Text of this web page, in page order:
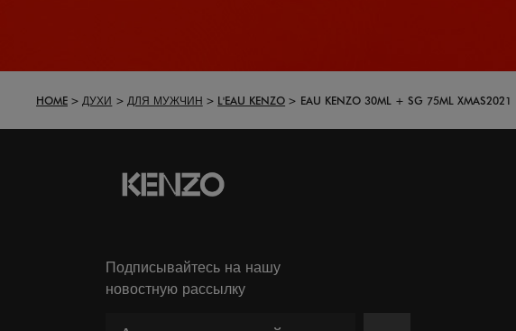
HOME ДУХИ ДЛЯ МУЖЧИН L'EAU KENZO EAU KENZO 30ML + SG 75ML XMAS2021
Подписывайтесь на нашу
новостную рассылку